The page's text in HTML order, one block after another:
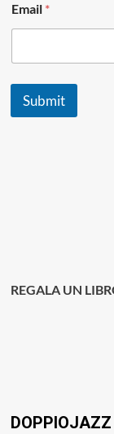
a
m
E
a
l
Email *
Submit
REGALA UN